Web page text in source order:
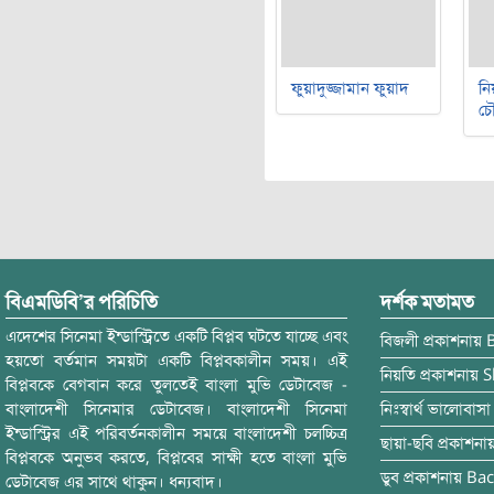
ফুয়াদুজ্জামান ফুয়াদ
বিএমডিবি’র পরিচিতি
এদেশের সিনেমা ইন্ডাস্ট্রিতে একটি বিপ্লব ঘটতে যাচ্ছে এবং
হয়তো বর্তমান সময়টা একটি বিপ্লবকালীন সময়। এই
বিপ্লবকে বেগবান করে তুলতেই বাংলা মুভি ডেটাবেজ -
বাংলাদেশী সিনেমার ডেটাবেজ। বাংলাদেশী সিনেমা
ইন্ডাস্ট্রির এই পরিবর্তনকালীন সময়ে বাংলাদেশী চলচ্চিত্র
বিপ্লবকে অনুভব করতে, বিপ্লবের সাক্ষী হতে বাংলা মুভি
ডেটাবেজ এর সাথে থাকুন। ধন্যবাদ।
দর্শক মতামত
বিজলী প্রকাশনায়
নিয়তি প্রকাশনায়
নিঃস্বার্থ ভালোবাসা
ছায়া-ছবি
ডুব প্রকাশনায়